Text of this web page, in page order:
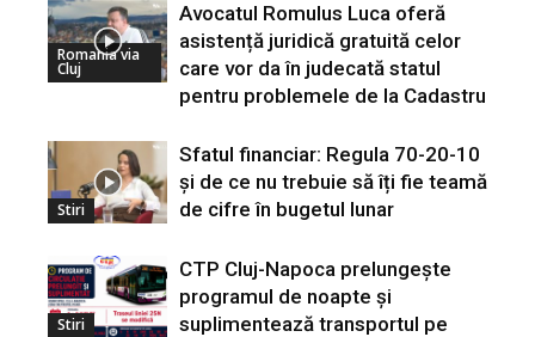
Romania via
Cluj
Avocatul Romulus Luca oferă
asistență juridică gratuită celor
care vor da în judecată statul
pentru problemele de la Cadastru
Stiri
Sfatul financiar: Regula 70-20-10
și de ce nu trebuie să îți fie teamă
de cifre în bugetul lunar
Stiri
CTP Cluj-Napoca prelungește
programul de noapte și
suplimentează transportul pe